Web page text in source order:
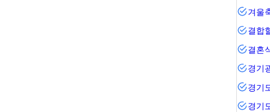
겨울
결합
결혼
경기
경기
경기